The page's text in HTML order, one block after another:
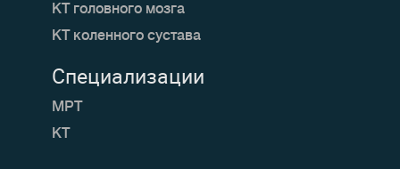
Специализации
МРТ
КТ
КТ головного мозга
КТ коленного сустава